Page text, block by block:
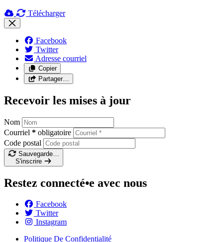
Télécharger
Facebook
Twitter
Adresse courriel
Copier
Partager…
Recevoir les mises à jour
Nom
Courriel * obligatoire
Code postal
Sauvegarde…
S'inscrire
Restez connecté•e avec nous
Facebook
Twitter
Instagram
Politique De Confidentialité